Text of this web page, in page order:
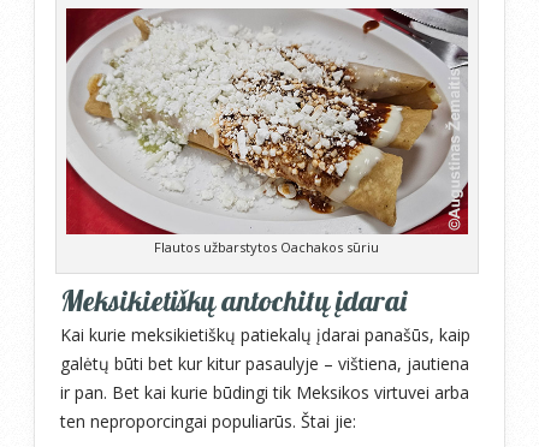
Flautos užbarstytos Oachakos sūriu
Meksikietiškų antochitų įdarai
Kai kurie meksikietiškų patiekalų įdarai panašūs, kaip
galėtų būti bet kur kitur pasaulyje – vištiena, jautiena
ir pan. Bet kai kurie būdingi tik Meksikos virtuvei arba
ten neproporcingai populiarūs. Štai jie: